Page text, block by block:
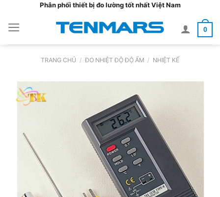
nội
dung
Phân phối thiết bị đo lường tốt nhất Việt Nam
0
TRANG CHỦ / ĐO NHIỆT ĐỘ ĐỘ ẨM / NHIỆT KẾ